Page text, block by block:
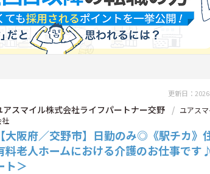
更新日：
アスマイル株式会社ライフパートナー交野
ユアス
社
【大阪府／交野市】日勤のみ◎《駅チカ》
料老人ホームにおける介護のお仕事です
ト＞